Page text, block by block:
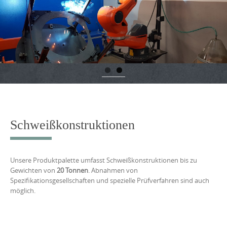
content
Schweißkonstruktionen
Unsere Produktpalette umfasst Schweißkonstruktionen bis zu
Gewichten von 20 Tonnen. Abnahmen von
Spezifikationsgesellschaften und spezielle Prüfverfahren sind auch
möglich.